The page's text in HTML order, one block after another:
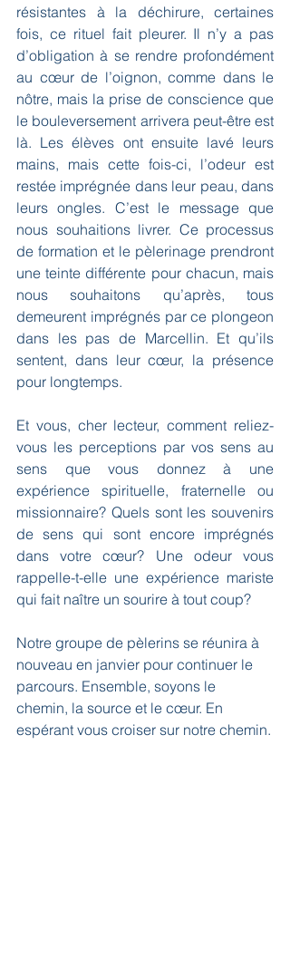
résistantes à la déchirure, certaines
fois, ce rituel fait pleurer. Il n’y a pas
d’obligation à se rendre profondément
au cœur de l’oignon, comme dans le
nôtre, mais la prise de conscience que
le bouleversement arrivera peut-être est
là. Les élèves ont ensuite lavé leurs
mains, mais cette fois-ci, l’odeur est
restée imprégnée dans leur peau, dans
leurs ongles. C’est le message que
nous souhaitions livrer. Ce processus
de formation et le pèlerinage prendront
une teinte différente pour chacun, mais
nous souhaitons qu’après, tous
demeurent imprégnés par ce plongeon
dans les pas de Marcellin. Et qu’ils
sentent, dans leur cœur, la présence
pour longtemps.
Et vous, cher lecteur, comment reliez-
vous les perceptions par vos sens au
sens que vous donnez à une
expérience spirituelle, fraternelle ou
missionnaire? Quels sont les souvenirs
de sens qui sont encore imprégnés
dans votre cœur? Une odeur vous
rappelle-t-elle une expérience mariste
qui fait naître un sourire à tout coup?
Notre groupe de pèlerins se réunira à
nouveau en janvier pour continuer le
parcours. Ensemble, soyons le
chemin, la source et le cœur. En
espérant vous croiser sur notre chemin.